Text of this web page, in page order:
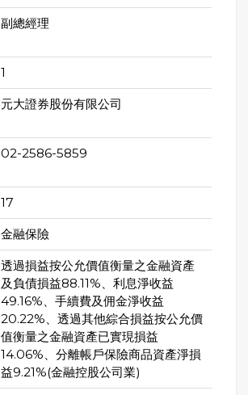
副總經理
1
元大證券股份有限公司
02-2586-5859
17
金融保險
透過損益按公允價值衡量之金融資產
及負債損益88.11%、利息淨收益
49.16%、手續費及佣金淨收益
20.22%、透過其他綜合損益按公允價
值衡量之金融資產已實現損益
14.06%、分離帳戶保險商品資產淨損
益9.21%(金融控股公司業)